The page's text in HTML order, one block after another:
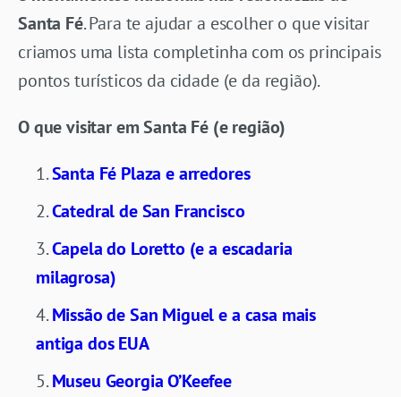
Santa Fé. Para te ajudar a escolher o que visitar
criamos uma lista completinha com os principais
pontos turísticos da cidade (e da região).
O que visitar em Santa Fé (e região)
Santa Fé Plaza e arredores
Catedral de San Francisco
Capela do Loretto (e a escadaria
milagrosa)
Missão de San Miguel e a casa mais
antiga dos EUA
Museu Georgia O’Keefee